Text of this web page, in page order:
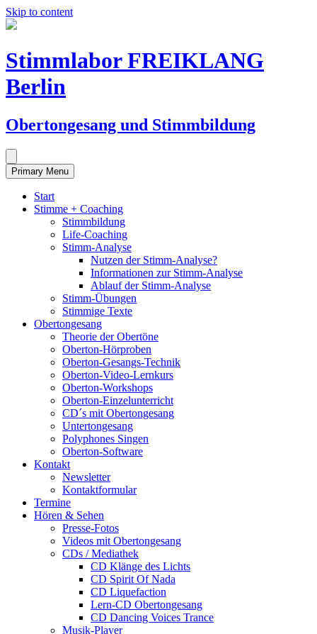
Skip to content
Stimmlabor FREIKLANG
Berlin
Obertongesang und Stimmbildung
Primary Menu
Start
Stimme + Coaching
Stimmbildung
Life-Coaching
Stimm-Analyse
Nutzen der Stimm-Analyse?
Informationen zur Stimm-Analyse
Ablauf der Stimm-Analyse
Stimm-Übungen
Stimmige Texte
Obertongesang
Theorie der Obertöne
Oberton-Hörproben
Oberton-Gesangs-Technik
Oberton-Video-Lernkurs
Oberton-Workshops
Oberton-Einzelunterricht
CD´s mit Obertongesang
Untertongesang
Polyphones Singen
Oberton-Software
Kontakt
Newsletter
Kontaktformular
Termine
Hören & Sehen
Presse-Fotos
Videos mit Obertongesang
CDs / Mediathek
CD Klänge des Lichts
CD Spirit Of Nada
CD Liquefaction
Lern-CD Obertongesang
CD Dancing Voices Trance
Musik-Player